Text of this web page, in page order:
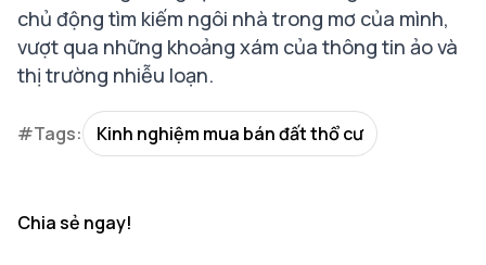
chủ động tìm kiếm ngôi nhà trong mơ của mình,
vượt qua những khoảng xám của thông tin ảo và
thị trường nhiễu loạn.
#Tags: Kinh nghiệm mua bán đất thổ cư
Chia sẻ ngay!